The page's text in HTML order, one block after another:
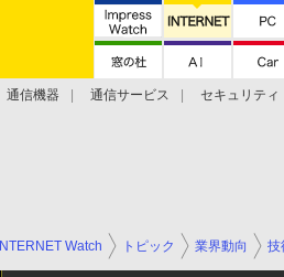
通信機器 通信サービス セキュリティ
INTERNET Watch トピック 業界動向 技